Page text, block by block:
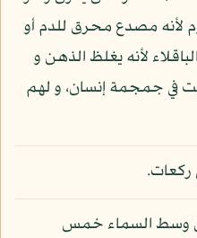
لأنه مصدع محرق للدم أو
لأنه يغلظ الذهن و
نبت في جمجمة إنسان، و لهم
ركعات.
وسط السماء خمس